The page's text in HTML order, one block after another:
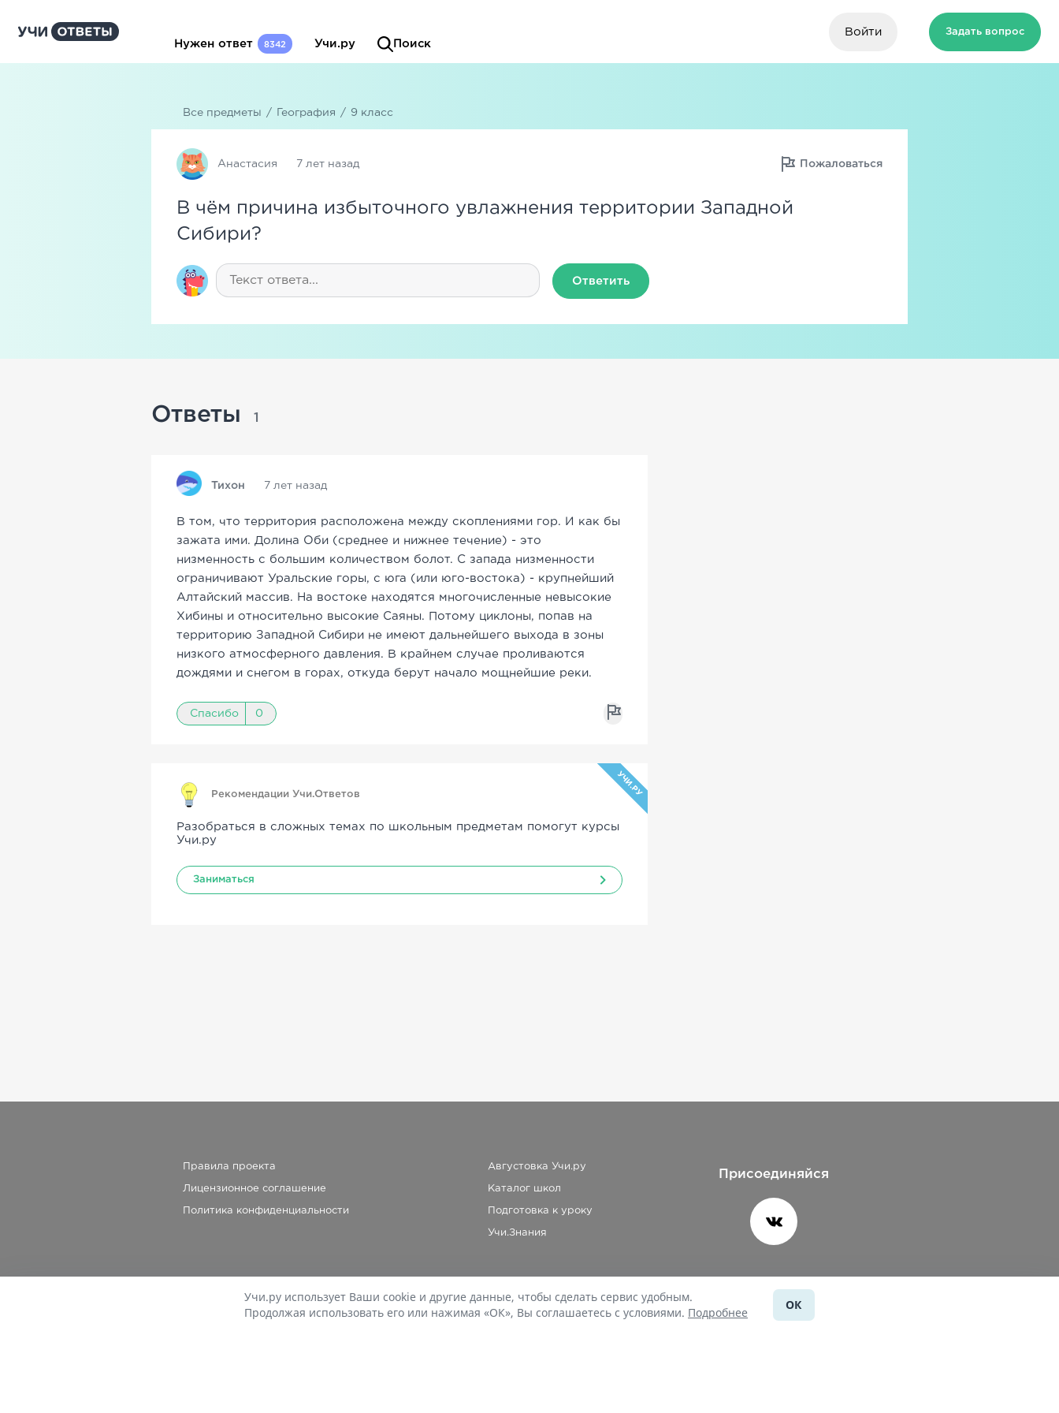
Нужен ответ 8342 Учи.ру Поиск
Войти Задать вопрос
Все предметы / География / 9 класс
Анастасия 7 лет назад Пожаловаться
В чём причина избыточного увлажнения территории Западной
Сибири?
Ответить
Ответы 1
Тихон 7 лет назад
В том, что территория расположена между скоплениями гор. И как бы
зажата ими. Долина Оби (среднее и нижнее течение) - это
низменность с большим количеством болот. С запада низменности
ограничивают Уральские горы, с юга (или юго-востока) - крупнейший
Алтайский массив. На востоке находятся многочисленные невысокие
Хибины и относительно высокие Саяны. Потому циклоны, попав на
территорию Западной Сибири не имеют дальнейшего выхода в зоны
низкого атмосферного давления. В крайнем случае проливаются
дождями и снегом в горах, откуда берут начало мощнейшие реки.
Спасибо 0
Рекомендации Учи.Ответов УЧИ.РУ
Разобраться в сложных темах по школьным предметам помогут курсы
Учи.ру
Заниматься
Правила проекта
Лицензионное соглашение
Политика конфиденциальности
Августовка Учи.ру
Каталог школ
Подготовка к уроку
Учи.Знания
Присоединяйся
При копировании материалов uchi.ru/otvety ссылка на сайт обязательна.
Учи.ру использует Ваши cookie и другие данные, чтобы сделать сервис удобным.
Продолжая использовать его или нажимая «ОК», Вы соглашаетесь с условиями. Подробнее
ОК